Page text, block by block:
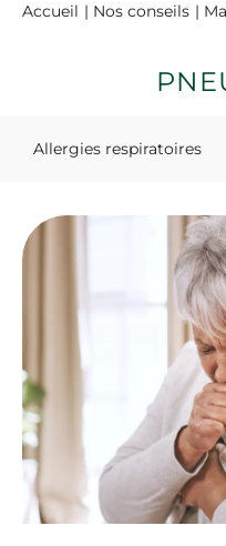
Accueil Nos conseils
Allergies respiratoires